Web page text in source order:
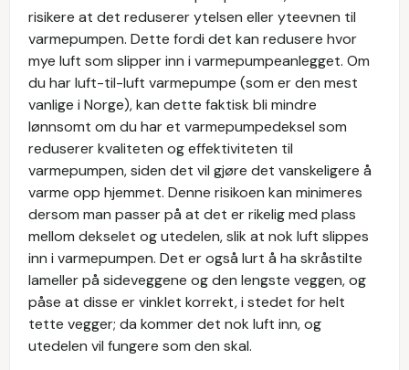
risikere at det reduserer ytelsen eller yteevnen til
varmepumpen. Dette fordi det kan redusere hvor
mye luft som slipper inn i varmepumpeanlegget. Om
du har luft-til-luft varmepumpe (som er den mest
vanlige i Norge), kan dette faktisk bli mindre
lønnsomt om du har et varmepumpedeksel som
reduserer kvaliteten og effektiviteten til
varmepumpen, siden det vil gjøre det vanskeligere å
varme opp hjemmet. Denne risikoen kan minimeres
dersom man passer på at det er rikelig med plass
mellom dekselet og utedelen, slik at nok luft slippes
inn i varmepumpen. Det er også lurt å ha skråstilte
lameller på sideveggene og den lengste veggen, og
påse at disse er vinklet korrekt, i stedet for helt
tette vegger; da kommer det nok luft inn, og
utedelen vil fungere som den skal.